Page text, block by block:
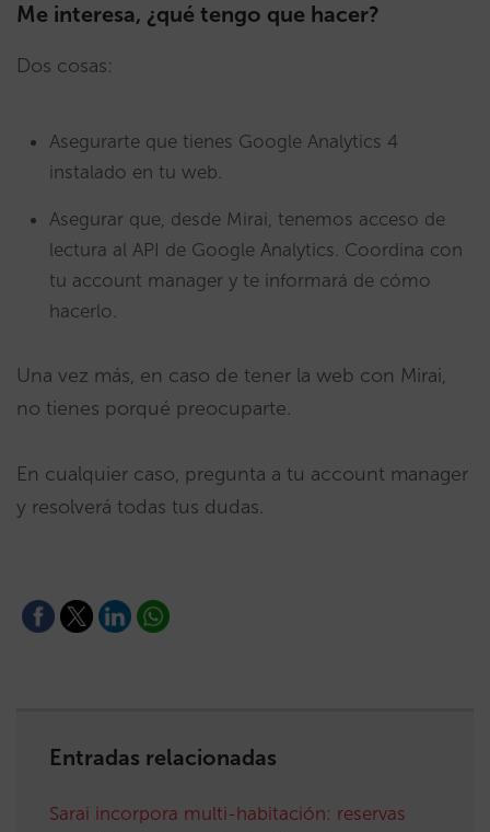
Me interesa, ¿qué tengo que hacer?
Dos cosas:
Asegurarte que tienes Google Analytics 4
instalado en tu web.
Asegurar que, desde Mirai, tenemos acceso de
lectura al API de Google Analytics. Coordina con
tu account manager y te informará de cómo
hacerlo.
Una vez más, en caso de tener la web con Mirai,
no tienes porqué preocuparte.
En cualquier caso, pregunta a tu account manager
y resolverá todas tus dudas.
Entradas relacionadas
Sarai incorpora multi-habitación: reservas